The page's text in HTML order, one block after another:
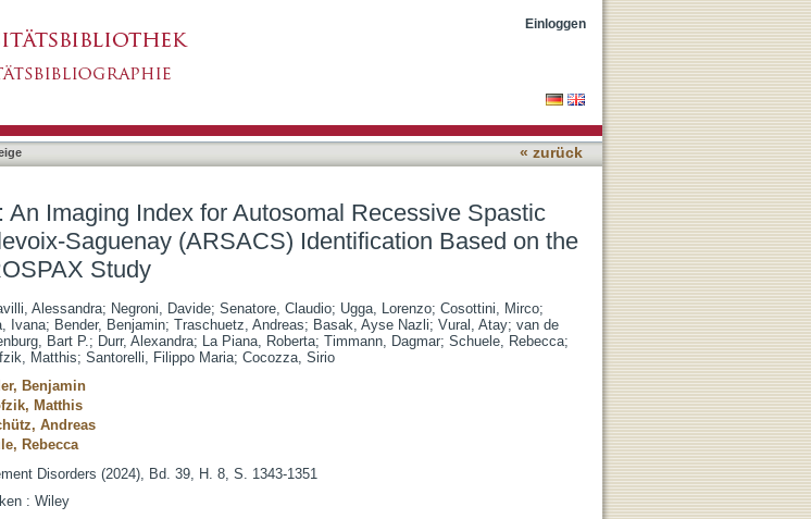
Recessive Spastic Ataxia of Charlevoix-Saguenay
PROSPAX Study
Einloggen
« zurück
An Imaging Index for Autosomal Recessive Spastic
Saguenay (ARSACS) Identification Based on the
Study
Alessandra; Negroni, Davide; Senatore, Claudio; Ugga, Lorenzo; Cosottini, Mirco;
Ivana; Bender, Benjamin; Traschuetz, Andreas; Basak, Ayse Nazli; Vural, Atay; van de
Bart P.; Durr, Alexandra; La Piana, Roberta; Timmann, Dagmar; Schuele, Rebecca;
Matthis; Santorelli, Filippo Maria; Cocozza, Sirio
Benjamin
Matthis
Andreas
Rebecca
Disorders (2024), Bd. 39, H. 8, S. 1343-1351
: Wiley